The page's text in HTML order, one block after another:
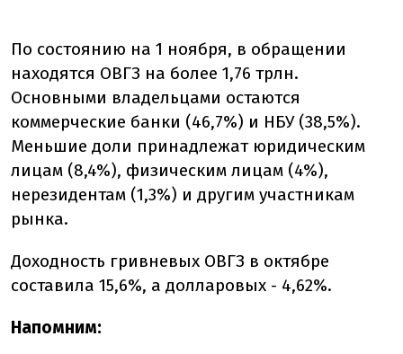
По состоянию на 1 ноября, в обращении
находятся ОВГЗ на более 1,76 трлн.
Основными владельцами остаются
коммерческие банки (46,7%) и НБУ (38,5%).
Меньшие доли принадлежат юридическим
лицам (8,4%), физическим лицам (4%),
нерезидентам (1,3%) и другим участникам
рынка.
Доходность гривневых ОВГЗ в октябре
составила 15,6%, а долларовых - 4,62%.
Напомним: